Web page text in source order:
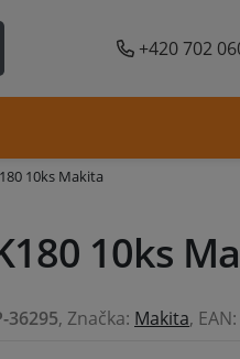
+420 702
10ks Makita
10ks
36295, Značka: Makita,